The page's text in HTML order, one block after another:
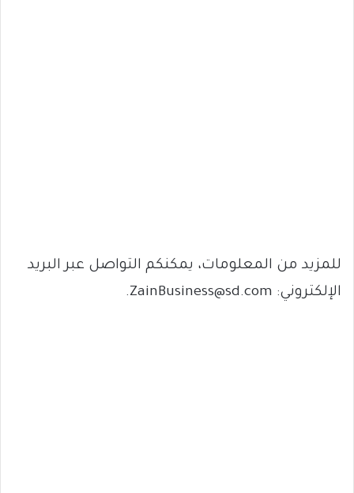
للمزيد من المعلومات، يمكنكم التواصل عبر البريد
الإلكتروني: ZainBusiness@sd.com.